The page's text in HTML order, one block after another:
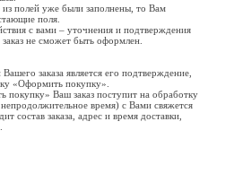
полей уже были заполнены, то Вам
поля.
с вами – уточнения и подтверждения
не сможет быть оформлен.
заказа является его подтверждение,
«Оформить покупку».
покупку» Ваш заказ поступит на обработку
время) с Вами свяжется
состав заказа, адрес и время доставки,